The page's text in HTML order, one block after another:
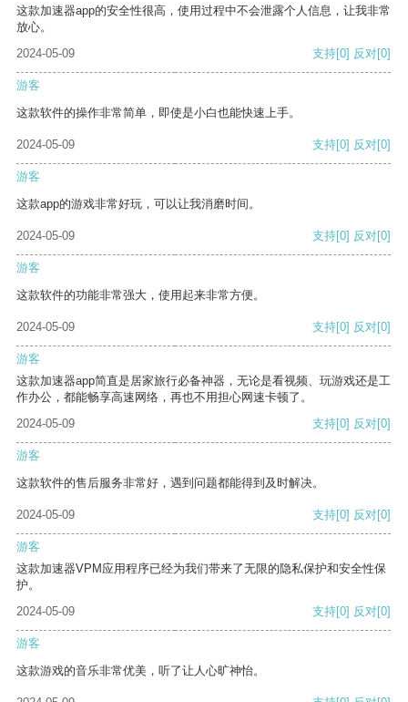
这款加速器app的安全性很高，使用过程中不会泄露个人信息，让我非常
放心。
2024-05-09
支持[0] 反对[0]
游客
这款软件的操作非常简单，即使是小白也能快速上手。
2024-05-09 支持[0] 反对[0]
游客
这款app的游戏非常好玩，可以让我消磨时间。
2024-05-09 支持[0] 反对[0]
游客
这款软件的功能非常强大，使用起来非常方便。
2024-05-09 支持[0] 反对[0]
游客
这款加速器app简直是居家旅行必备神器，无论是看视频、玩游戏还是工
作办公，都能畅享高速网络，再也不用担心网速卡顿了。
2024-05-09
支持[0] 反对[0]
游客
这款软件的售后服务非常好，遇到问题都能得到及时解决。
2024-05-09 支持[0] 反对[0]
游客
这款加速器VPM应用程序已经为我们带来了无限的隐私保护和安全性保
护。
2024-05-09
支持[0] 反对[0]
游客
这款游戏的音乐非常优美，听了让人心旷神怡。